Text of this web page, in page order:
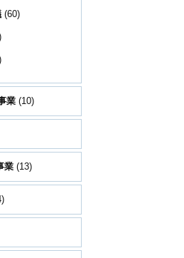
(60)
業 (10)
業 (13)